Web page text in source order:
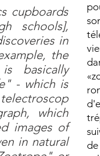
cupboards
schools],
in
the
basically
- which is
which
images of
in natural